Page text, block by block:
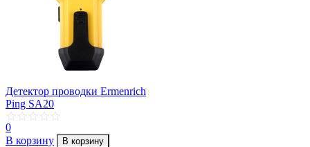
Детектор проводки Ermenrich
Ping SA20
0
В корзину
В корзину